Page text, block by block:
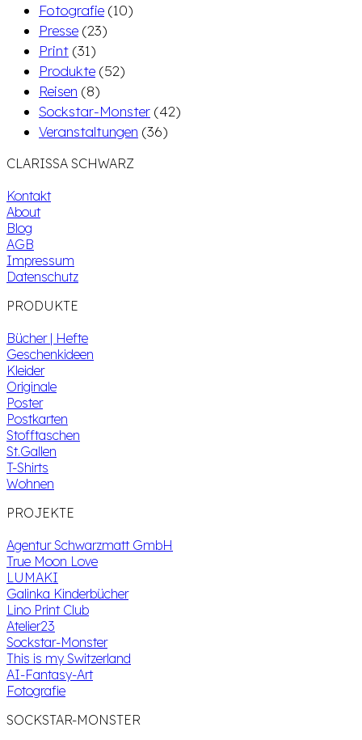
Fotografie (10)
Presse (23)
Print (31)
Produkte (52)
Reisen (8)
Sockstar-Monster (42)
Veranstaltungen (36)
CLARISSA SCHWARZ
Kontakt
About
Blog
AGB
Impressum
Datenschutz
PRODUKTE
Bücher | Hefte
Geschenkideen
Kleider
Originale
Poster
Postkarten
Stofftaschen
St.Gallen
T-Shirts
Wohnen
PROJEKTE
Agentur Schwarzmatt GmbH
True Moon Love
LUMAKI
Galinka Kinderbücher
Lino Print Club
Atelier23
Sockstar-Monster
This is my Switzerland
AI-Fantasy-Art
Fotografie
SOCKSTAR-MONSTER